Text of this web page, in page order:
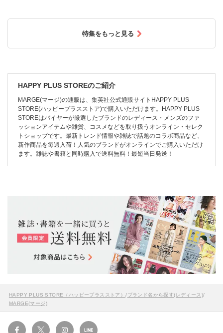
特集をもっと見る
HAPPY PLUS STOREのご紹介
MARGE(マージ)の通販は、集英社公式通販サイトHAPPY PLUS
STORE(ハッピープラスストア)で購入いただけます。HAPPY PLUS
STOREはバイヤーが厳選したブランドのレディース・メンズのファ
ッションアイテムや雑貨、コスメなどを取り扱うオンライン・セレク
トショップです。最新トレンド情報や雑誌で話題のコラボ商品など、
新作商品を毎週入荷！人気のブランドがオンラインでご購入いただけ
ます。雑誌や書籍と同時購入で送料無料！最短当日発送！
HAPPY PLUS STORE（ハッピープラスストア）/ブランド名から探す(レディース)/
MARGE(マージ)